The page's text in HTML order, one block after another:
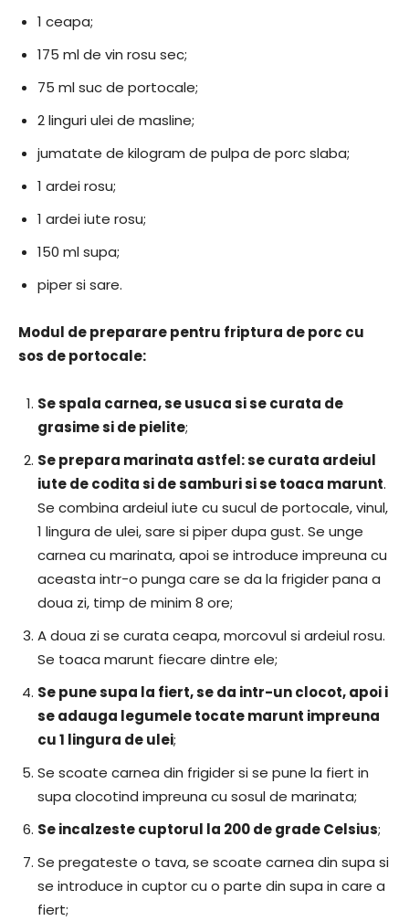
1 ceapa;
175 ml de vin rosu sec;
75 ml suc de portocale;
2 linguri ulei de masline;
jumatate de kilogram de pulpa de porc slaba;
1 ardei rosu;
1 ardei iute rosu;
150 ml supa;
piper si sare.
Modul de preparare pentru friptura de porc cu
sos de portocale:
Se spala carnea, se usuca si se curata de
grasime si de pielite;
Se prepara marinata astfel: se curata ardeiul
iute de codita si de samburi si se toaca marunt.
Se combina ardeiul iute cu sucul de portocale, vinul,
1 lingura de ulei, sare si piper dupa gust. Se unge
carnea cu marinata, apoi se introduce impreuna cu
aceasta intr-o punga care se da la frigider pana a
doua zi, timp de minim 8 ore;
A doua zi se curata ceapa, morcovul si ardeiul rosu.
Se toaca marunt fiecare dintre ele;
Se pune supa la fiert, se da intr-un clocot, apoi i
se adauga legumele tocate marunt impreuna
cu 1 lingura de ulei;
Se scoate carnea din frigider si se pune la fiert in
supa clocotind impreuna cu sosul de marinata;
Se incalzeste cuptorul la 200 de grade Celsius;
Se pregateste o tava, se scoate carnea din supa si
se introduce in cuptor cu o parte din supa in care a
fiert;